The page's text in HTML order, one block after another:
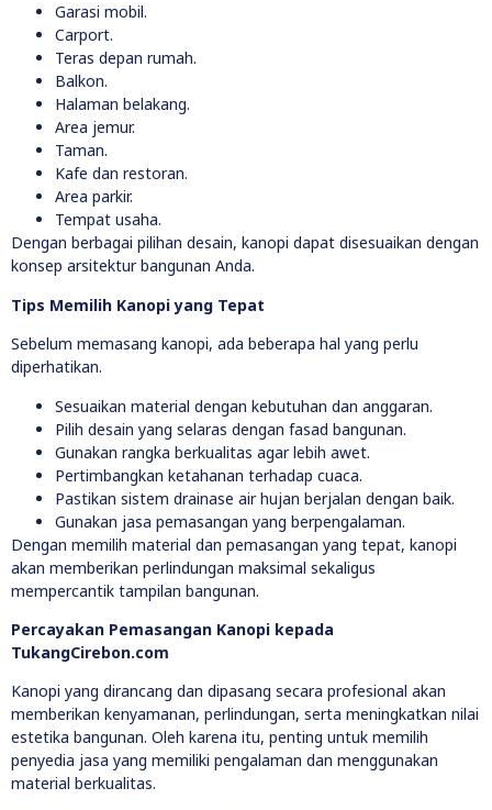
Garasi mobil.
Carport.
Teras depan rumah.
Balkon.
Halaman belakang.
Area jemur.
Taman.
Kafe dan restoran.
Area parkir.
Tempat usaha.
Dengan berbagai pilihan desain, kanopi dapat disesuaikan dengan
konsep arsitektur bangunan Anda.
Tips Memilih Kanopi yang Tepat
Sebelum memasang kanopi, ada beberapa hal yang perlu
diperhatikan.
Sesuaikan material dengan kebutuhan dan anggaran.
Pilih desain yang selaras dengan fasad bangunan.
Gunakan rangka berkualitas agar lebih awet.
Pertimbangkan ketahanan terhadap cuaca.
Pastikan sistem drainase air hujan berjalan dengan baik.
Gunakan jasa pemasangan yang berpengalaman.
Dengan memilih material dan pemasangan yang tepat, kanopi
akan memberikan perlindungan maksimal sekaligus
mempercantik tampilan bangunan.
Percayakan Pemasangan Kanopi kepada
TukangCirebon.com
Kanopi yang dirancang dan dipasang secara profesional akan
memberikan kenyamanan, perlindungan, serta meningkatkan nilai
estetika bangunan. Oleh karena itu, penting untuk memilih
penyedia jasa yang memiliki pengalaman dan menggunakan
material berkualitas.